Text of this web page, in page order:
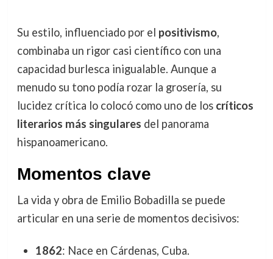
Su estilo, influenciado por el positivismo,
combinaba un rigor casi científico con una
capacidad burlesca inigualable. Aunque a
menudo su tono podía rozar la grosería, su
lucidez crítica lo colocó como uno de los críticos
literarios más singulares del panorama
hispanoamericano.
Momentos clave
La vida y obra de Emilio Bobadilla se puede
articular en una serie de momentos decisivos:
1862: Nace en Cárdenas, Cuba.